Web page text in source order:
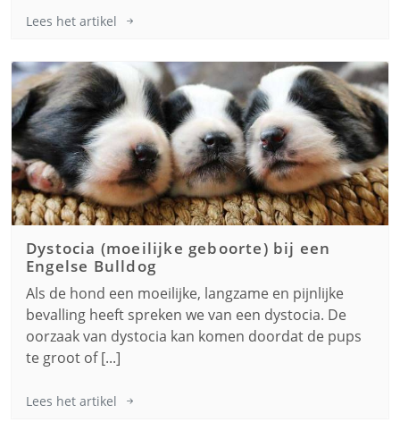
Lees het artikel
Dystocia (moeilijke geboorte) bij een
Engelse Bulldog
Als de hond een moeilijke, langzame en pijnlijke
bevalling heeft spreken we van een dystocia. De
oorzaak van dystocia kan komen doordat de pups
te groot of [...]
Lees het artikel